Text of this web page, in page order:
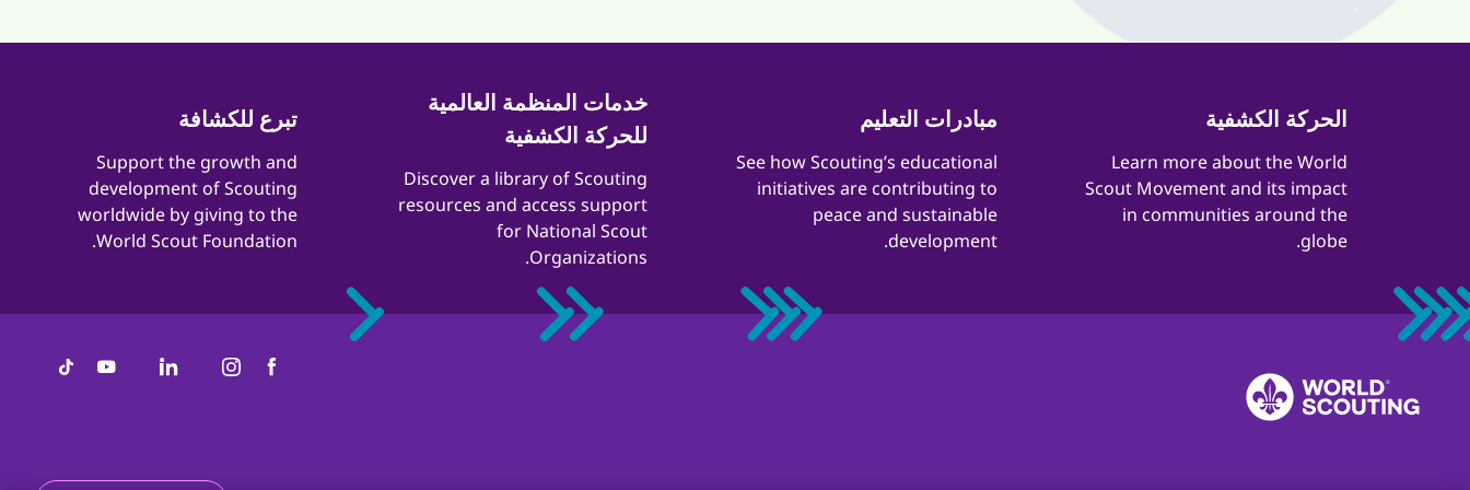
الحركة الكشفية
​​Learn more about the World
Scout Movement and its impact
in communities around the
globe.
مبادرات التعليم
​​See how Scouting’s educational
initiatives are contributing to
peace and sustainable
development.
خدمات المنظمة العالمية
للحركة الكشفية
​​Discover a library of Scouting
resources and access support
for National Scout
Organizations.
تبرع للكشافة
​​Support the growth and
development of Scouting
worldwide by giving to the
World Scout Foundation.